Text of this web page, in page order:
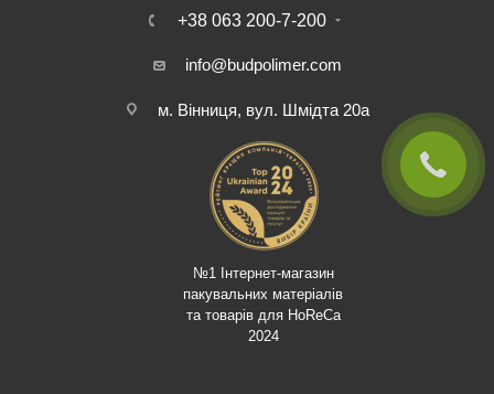
+38 063 200-7-200
info@budpolimer.com
м. Вінниця, вул. Шмідта 20а
№1 Інтернет-магазин
пакувальних матеріалів
та товарів для HoReCa
2024